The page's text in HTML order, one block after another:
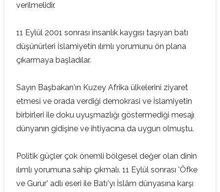
verilmelidir.
11 Eylül 2001 sonrası insanlık kaygısı taşıyan batı
düşünürleri İslamiyetin ılımlı yorumunu ön plana
çıkarmaya başladılar.
Sayın Başbakan'ın Kuzey Afrika ülkelerini ziyaret
etmesi ve orada verdiği demokrasi ve İslamiyetin
birbirleri ile doku uyuşmazlığı göstermediği mesajı
dünyanın gidişine ve ihtiyacına da uygun olmuştu.
Politik güçler çok önemli bölgesel değer olan dinin
ılımlı yorumuna sahip çıkmalı. 11 Eylül sonrası 'Öfke
ve Gurur' adlı eseri ile Batı'yı İslâm dünyasına karşı